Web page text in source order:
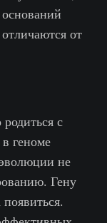
от
с
геноме
не
Гену